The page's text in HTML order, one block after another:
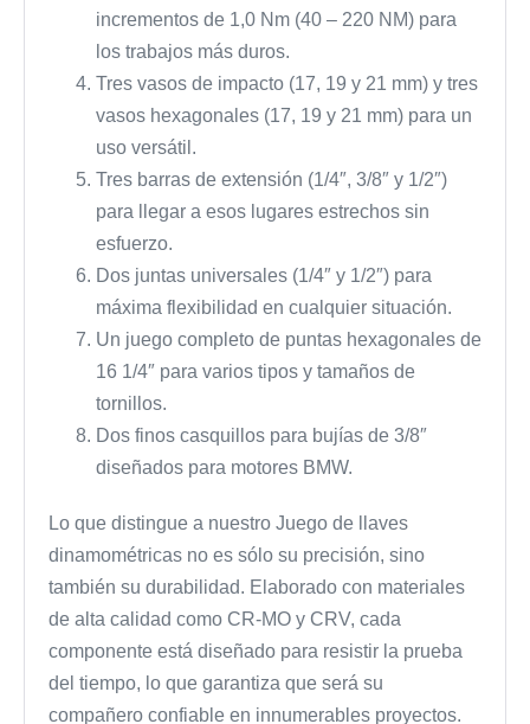
incrementos de 1,0 Nm (40 – 220 NM) para
los trabajos más duros.
Tres vasos de impacto (17, 19 y 21 mm) y tres
vasos hexagonales (17, 19 y 21 mm) para un
uso versátil.
Tres barras de extensión (1/4″, 3/8″ y 1/2″)
para llegar a esos lugares estrechos sin
esfuerzo.
Dos juntas universales (1/4″ y 1/2″) para
máxima flexibilidad en cualquier situación.
Un juego completo de puntas hexagonales de
16 1/4″ para varios tipos y tamaños de
tornillos.
Dos finos casquillos para bujías de 3/8″
diseñados para motores BMW.
Lo que distingue a nuestro Juego de llaves
dinamométricas no es sólo su precisión, sino
también su durabilidad. Elaborado con materiales
de alta calidad como CR-MO y CRV, cada
componente está diseñado para resistir la prueba
del tiempo, lo que garantiza que será su
compañero confiable en innumerables proyectos.